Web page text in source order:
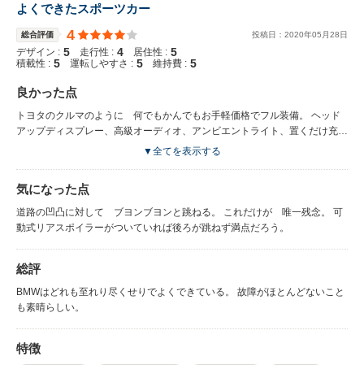
よくできたスポーツカー
総合評価 4 投稿日： 2020年05 月28日
デザイン : 5 走行性 : 4 居住性 : 5
積載性 : 5 運転しやすさ : 5 維持費 : 5
良かった点
トヨタのクルマのように 何でもかんでもお手軽価格でフル装備。 ヘッド
アップディスプレー、高級オーディオ、アンビエントライト、置くだけ充
電、 なんでもオプションのポルシェとは 正反対。 最初からマックスまで
▼全てを表示する
気になった点
道路の凹凸に対して ブヨンブヨンと跳ねる。 これだけが 唯一残念。 可
動式リアスポイラーがついていれば後ろが跳ねず満点だろう。
総評
BMWはどれも至れり尽くせりでよくできている。 故障がほとんどないこと
も素晴らしい。
特徴